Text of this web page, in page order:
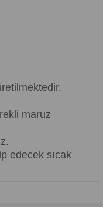
maruz
edecek sıcak